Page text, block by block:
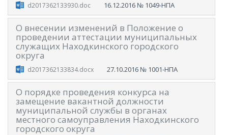
d2017362133930.doc 16.12.2016 № 1049-НПА
О внесении изменений в Положение о
проведении аттестации муниципальных
служащих Находкинского городского
округа
d2017362133834.docx 27.10.2016 № 1001-НПА
О порядке проведения конкурса на
замещение вакантной должности
муниципальной службы в органах
местного самоуправления Находкинского
городского округа